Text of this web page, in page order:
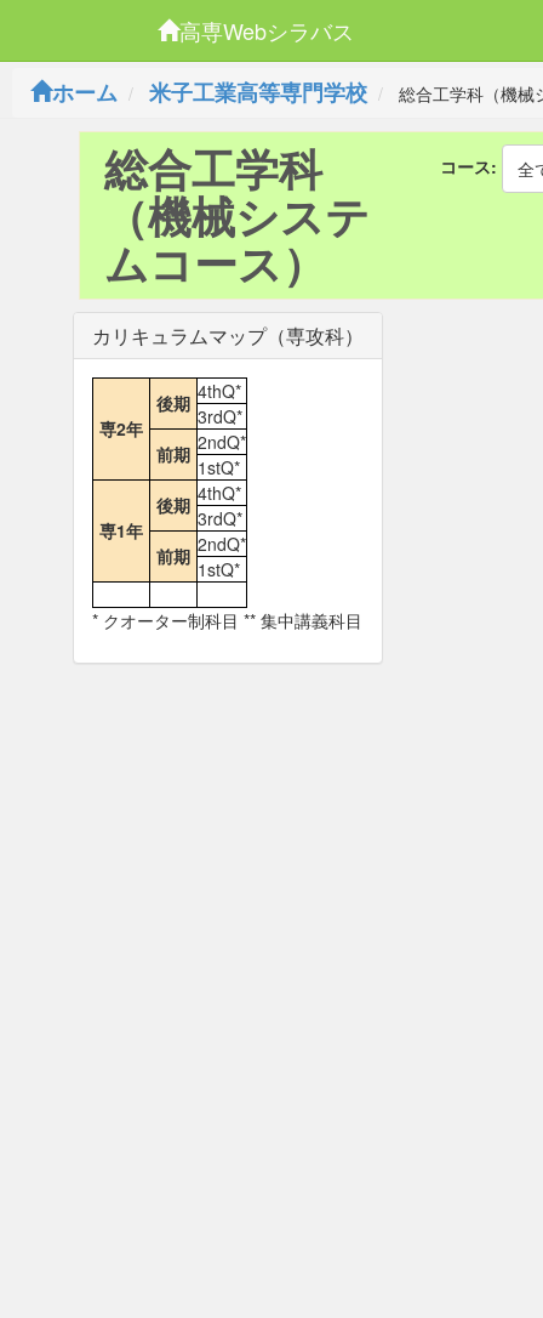
高専Webシラバス
ホーム
米子工業高等専門学校 総合工学科（機械
総合工学科
（機械システ
ムコース）
コース: 全
カリキュラムマップ（専攻科）
専2年
後期 4thQ*
3rdQ*
前期 2ndQ*
1stQ*
専1年
後期 4thQ*
3rdQ*
前期 2ndQ*
1stQ*
* クオーター制科目 ** 集中講義科目